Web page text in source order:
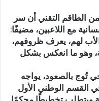
الطاقم التقني أن سر
مع اللاعبين، مضيفًا:
لهم، يعرف ظروفهم،
وهو ما انعكس بشكل
تُوج بالصعود، يواجه
القسم الوطني الأول